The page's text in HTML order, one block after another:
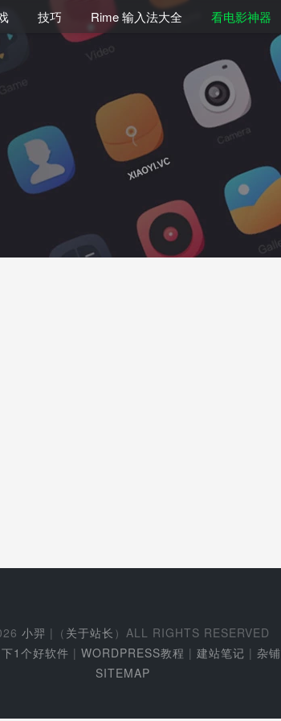
技巧 Rime 输入法大全 看电影神器
小羿 |（ 关于站长 ）ALL RIGHTS RESERVED
下1个好软件 | WORDPRESS教程 | 建站笔记 | 杂铺
SITEMAP